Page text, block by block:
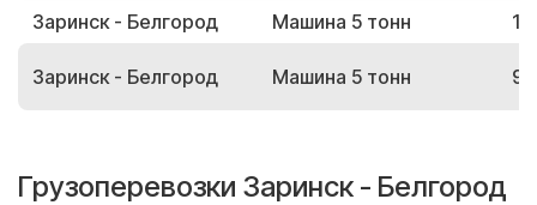
Заринск - Белгород
Машина 5 тонн
Заринск - Белгород Машина 5 тонн
Грузоперевозки Заринск - Белгород